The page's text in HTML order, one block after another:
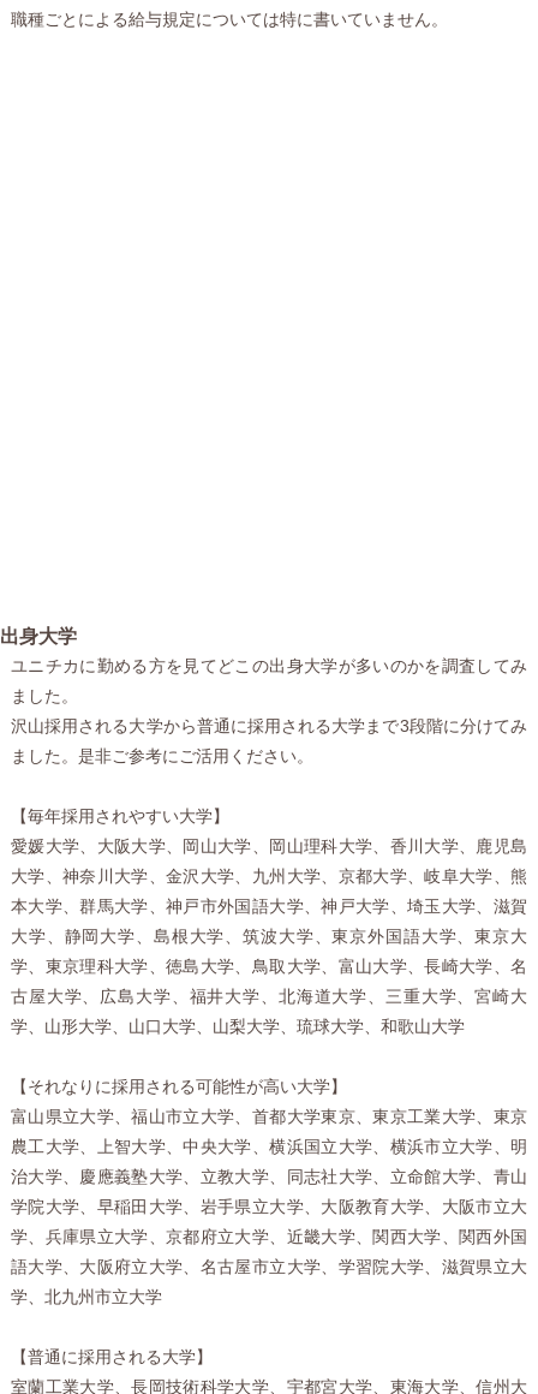
職種ごとによる給与規定については特に書いていません。
出身大学
ユニチカに勤める方を見てどこの出身大学が多いのかを調査してみ
ました。
沢山採用される大学から普通に採用される大学まで3段階に分けてみ
ました。是非ご参考にご活用ください。
【毎年採用されやすい大学】
愛媛大学、大阪大学、岡山大学、岡山理科大学、香川大学、鹿児島
大学、神奈川大学、金沢大学、九州大学、京都大学、岐阜大学、熊
本大学、群馬大学、神戸市外国語大学、神戸大学、埼玉大学、滋賀
大学、静岡大学、島根大学、筑波大学、東京外国語大学、東京大
学、東京理科大学、徳島大学、鳥取大学、富山大学、長崎大学、名
古屋大学、広島大学、福井大学、北海道大学、三重大学、宮崎大
学、山形大学、山口大学、山梨大学、琉球大学、和歌山大学
【それなりに採用される可能性が高い大学】
富山県立大学、福山市立大学、首都大学東京、東京工業大学、東京
農工大学、上智大学、中央大学、横浜国立大学、横浜市立大学、明
治大学、慶應義塾大学、立教大学、同志社大学、立命館大学、青山
学院大学、早稲田大学、岩手県立大学、大阪教育大学、大阪市立大
学、兵庫県立大学、京都府立大学、近畿大学、関西大学、関西外国
語大学、大阪府立大学、名古屋市立大学、学習院大学、滋賀県立大
学、北九州市立大学
【普通に採用される大学】
室蘭工業大学、長岡技術科学大学、宇都宮大学、東海大学、信州大